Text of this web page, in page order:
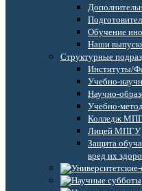
Обучение
Наши
Структурные
Институты/
Учебно-
Научно-
Учебно-
Колледж
Лицей МПГУ
Защита
вред их